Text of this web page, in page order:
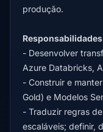
produção.
- Desenvolver
Azure Databricks,
- Construir e
Gold) e Modelos
- Traduzir regras
escaláveis; definir,